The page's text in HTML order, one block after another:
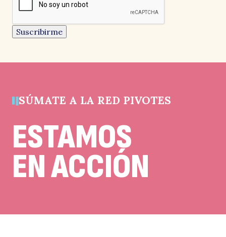
campo
un
campo
de
debe
Suscribirme
SÚMATE A LA RED PIVOTES
ESTAMOS
EN ACCIÓN